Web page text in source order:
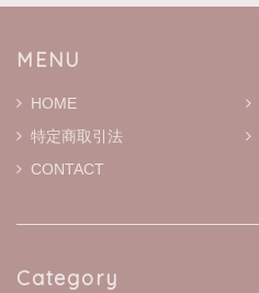
MENU
HOME
特定商取引法
CONTACT
Category